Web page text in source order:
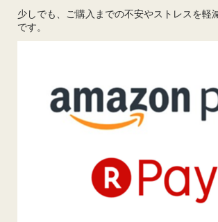
少しでも、ご購入までの不安やストレスを軽
です。